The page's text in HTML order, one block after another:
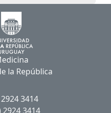
la República
3414
2924 3414